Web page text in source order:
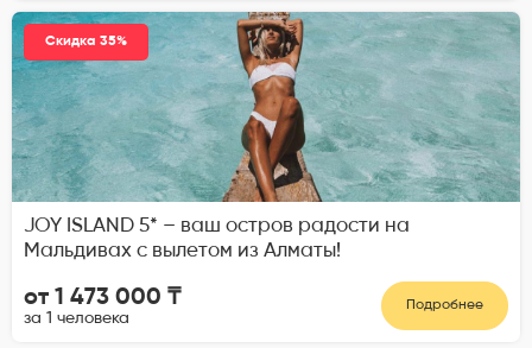
Скидка 35%
JOY ISLAND 5* – ваш остров радости на
Мальдивах с вылетом из Алматы!
от 1 473 000 ₸
за 1 человека
Подробнее